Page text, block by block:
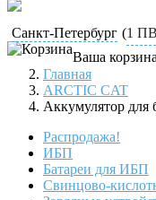
Санкт-Петербург (1
Ваша
Главная
ARCTIC CAT
Аккумулятор для
Распродажа!
ИБП
Батареи для ИБП
Свинцово-